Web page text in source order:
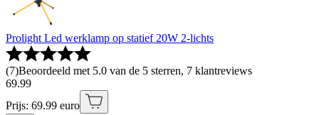
Prolight Led werklamp op statief 20W 2-lichts
(7)Beoordeeld met 5.0 van de 5 sterren, 7 klantreviews
69.99
Prijs: 69.99 euro